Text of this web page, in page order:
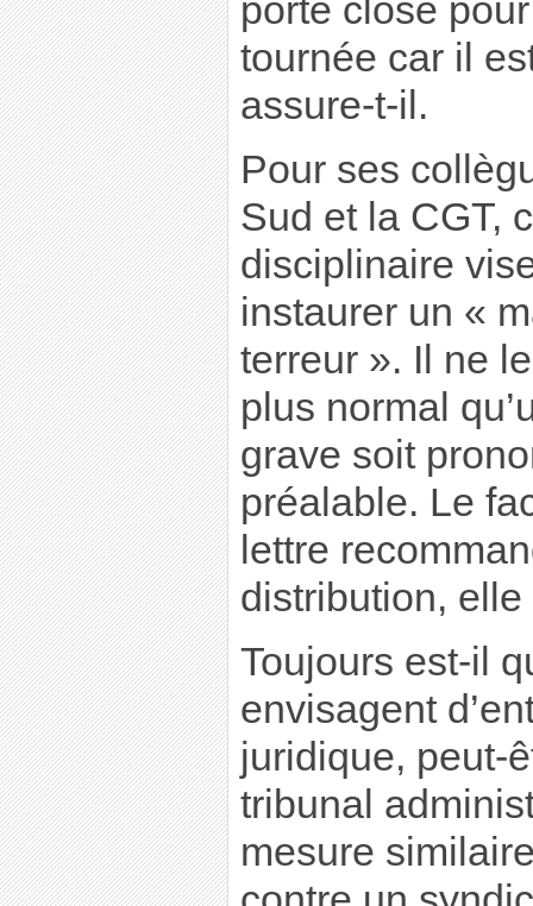
porte close
tournée car il
assure-t-il.
Pour ses
Sud et la CGT,
disciplinaire
instaurer un «
terreur ». Il ne
plus normal
grave soit
préalable. Le
lettre
distribution, elle
Toujours est-il
envisagent
juridique, peut-
tribunal
mesure